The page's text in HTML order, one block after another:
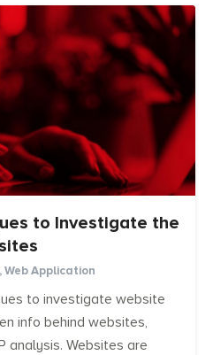
to Investigate the
,Web Application
to investigate website
info behind websites,
analysis. Websites are